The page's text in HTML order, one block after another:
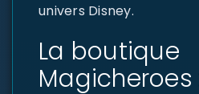
univers Disney.
La boutique
Magicheroes